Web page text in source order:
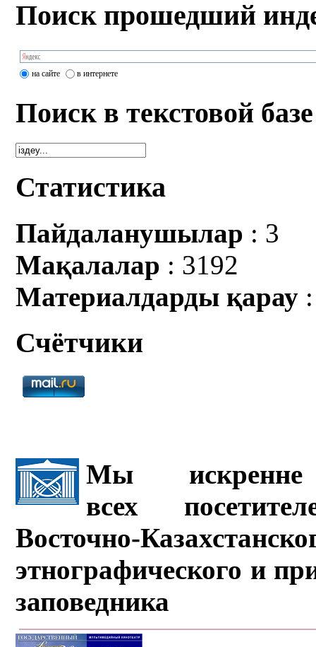
Поиск прошедший
на сайте в интернете
Поиск в текстовой базе
Статистика
Пайдаланушылар : 3
Мақалалар : 3192
Материалдарды қарау
Счётчики
Мы искренне
всех
Восточно-
этнографического и
заповедника